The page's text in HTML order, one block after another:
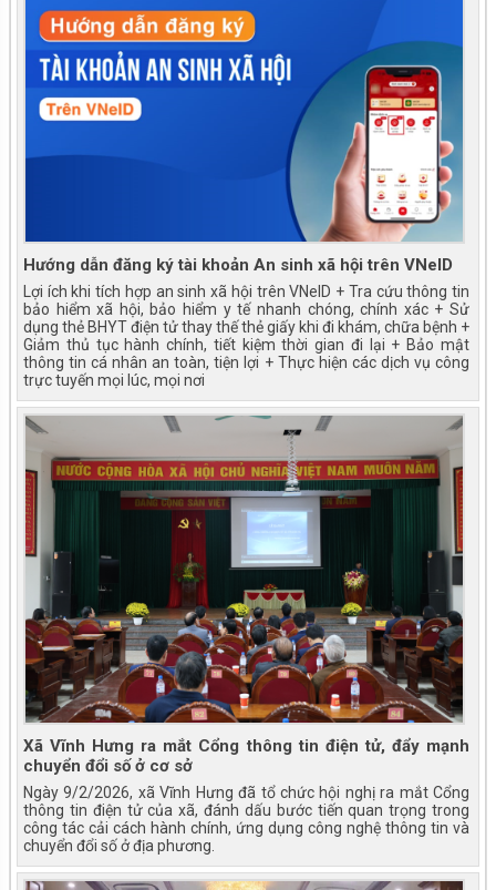
Hướng dẫn đăng ký tài khoản An sinh xã hội trên VNeID
Lợi ích khi tích hợp an sinh xã hội trên VNeID + Tra cứu thông tin
bảo hiểm xã hội, bảo hiểm y tế nhanh chóng, chính xác + Sử
dụng thẻ BHYT điện tử thay thế thẻ giấy khi đi khám, chữa bệnh +
Giảm thủ tục hành chính, tiết kiệm thời gian đi lại + Bảo mật
thông tin cá nhân an toàn, tiện lợi + Thực hiện các dịch vụ công
trực tuyến mọi lúc, mọi nơi
Xã Vĩnh Hưng ra mắt Cổng thông tin điện tử, đẩy mạnh
chuyển đổi số ở cơ sở
Ngày 9/2/2026, xã Vĩnh Hưng đã tổ chức hội nghị ra mắt Cổng
thông tin điện tử của xã, đánh dấu bước tiến quan trọng trong
công tác cải cách hành chính, ứng dụng công nghệ thông tin và
chuyển đổi số ở địa phương.
Đại hội đảng bộ UBND xã Vĩnh Hưng lần thứ I,
nhiệm kỳ 2025 - 2030
Kỹ năng sống: Đi một mình an toàn
Phòng chống bệnh dại tiêm phòng cho chó
mèo